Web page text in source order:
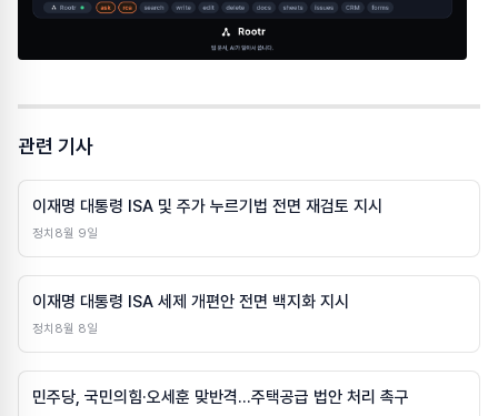
관련 기사
이재명 대통령 ISA 및 주가 누르기법 전면 재검토 지시
정치 8월 9일
이재명 대통령 ISA 세제 개편안 전면 백지화 지시
정치 8월 8일
민주당, 국민의힘·오세훈 맞반격…주택공급 법안 처리 촉구